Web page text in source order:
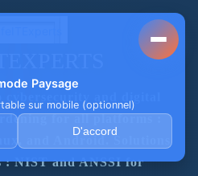
for all platforms :
and Android. Solutions
: NIST and ANSSI for
Paysage
sur mobile (optionnel)
D'accord